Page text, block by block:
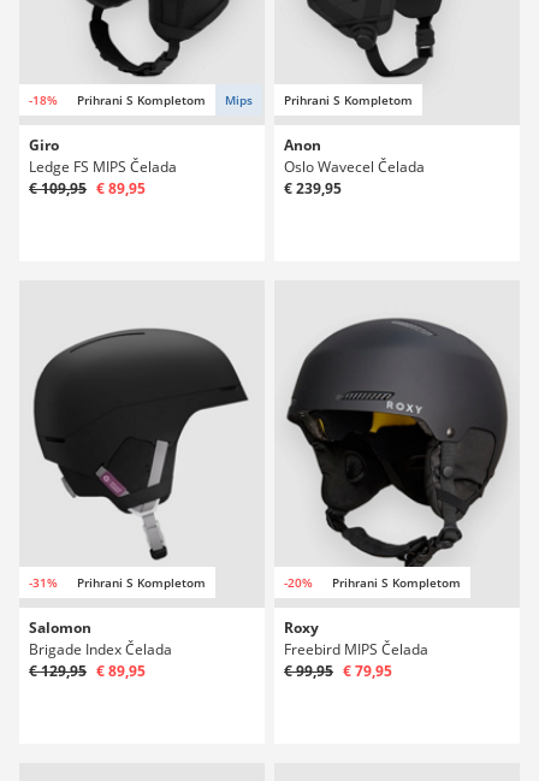
-18% Prihrani S Kompletom Mips
Giro
Ledge FS MIPS Čelada
€ 109,95 € 89,95
Prihrani S Kompletom
Anon
Oslo Wavecel Čelada
€ 239,95
-31% Prihrani S Kompletom
Salomon
Brigade Index Čelada
€ 129,95 € 89,95
-20% Prihrani S Kompletom
Roxy
Freebird MIPS Čelada
€ 99,95 € 79,95